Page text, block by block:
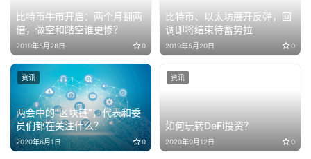
比特币牛市开启：两个月翻两
倍，做空和踏空谁更惨？
2019年5月28日 0
比特币、以太坊展开反弹，回
调即将结束待蓄势拉
2019年5月20日 0
两会中的“区块链”，代表和委
员们都在关注什么？
2020年6月1日 0
资讯
如何玩转DeFi投资？
2020年9月12日 0
资讯